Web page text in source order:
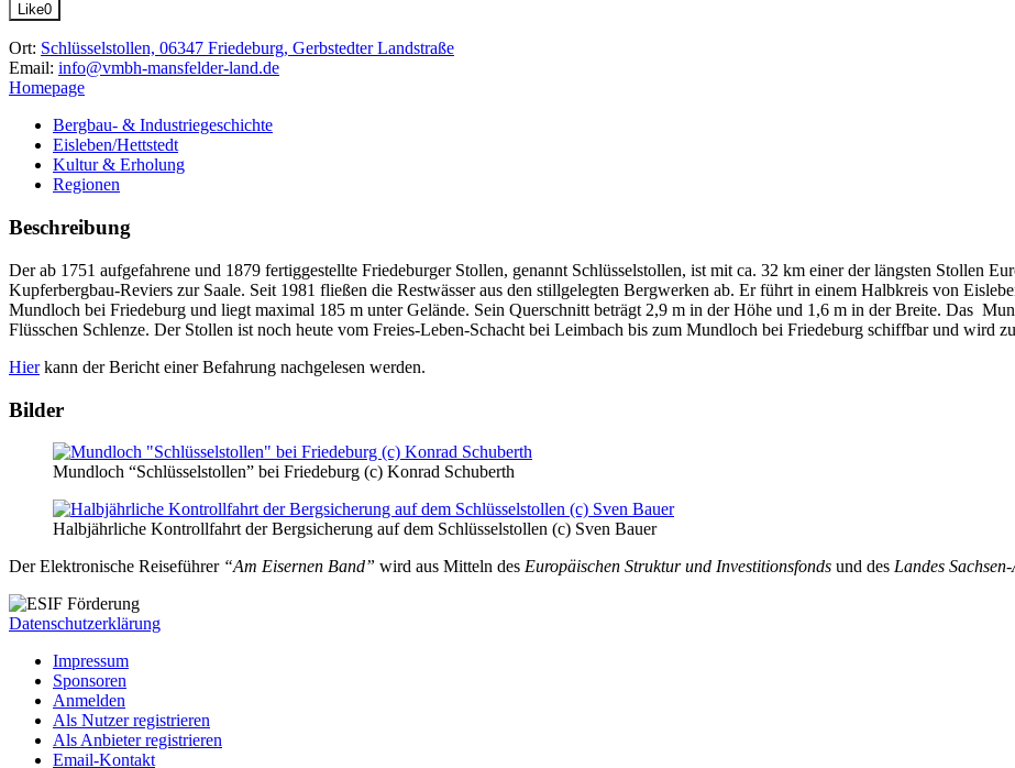
Like0
Ort: Schlüsselstollen, 06347 Friedeburg, Gerbstedter Landstraße
Email: info@vmbh-mansfelder-land.de
Homepage
Bergbau- & Industriegeschichte
Eisleben/Hettstedt
Kultur & Erholung
Regionen
Beschreibung
Der ab 1751 aufgefahrene und 1879 fertiggestellte Friedeburger Stollen, genannt Schlüsselstollen, ist mit ca. 32 km einer der längsten Stollen
Kupferbergbau-Reviers zur Saale. Seit 1981 fließen die Restwässer aus den stillgelegten Bergwerken ab. Er führt in einem Halbkreis von
Mundloch bei Friedeburg und liegt maximal 185 m unter Gelände. Sein Querschnitt beträgt 2,9 m in der Höhe und 1,6 m in der Breite. Das
Flüsschen Schlenze. Der Stollen ist noch heute vom Freies-Leben-Schacht bei Leimbach bis zum Mundloch bei Friedeburg schiffbar und wird
Hierkann der Bericht einer Befahrung nachgelesen werden.
Bilder
Mundloch “Schlüsselstollen” bei Friedeburg (c) Konrad Schuberth
Halbjährliche Kontrollfahrt der Bergsicherung auf dem Schlüsselstollen (c) Sven Bauer
Der Elektronische Reiseführer “Am Eisernen Band” wird aus Mitteln des Europäischen Struktur und Investitionsfonds und des Landes
Datenschutzerklärung
Impressum
Sponsoren
Anmelden
Als Nutzer registrieren
Als Anbieter registrieren
Email-Kontakt